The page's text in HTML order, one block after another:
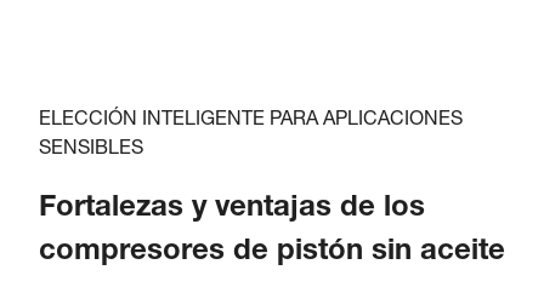
ELECCIÓN INTELIGENTE PARA APLICACIONES
SENSIBLES
Fortalezas y ventajas de los
compresores de pistón sin aceite